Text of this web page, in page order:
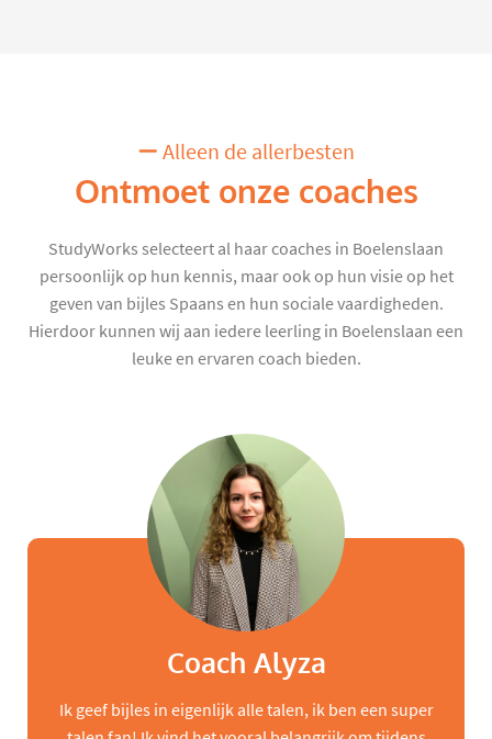
Alleen de allerbesten
Ontmoet onze coaches
StudyWorks selecteert al haar coaches in Boelenslaan
persoonlijk op hun kennis, maar ook op hun visie op het
geven van bijles Spaans en hun sociale vaardigheden.
Hierdoor kunnen wij aan iedere leerling in Boelenslaan een
leuke en ervaren coach bieden.
Coach Alyza
Ik geef bijles in eigenlijk alle talen, ik ben een super